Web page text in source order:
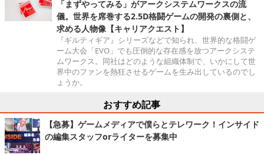
「まずやってみる」がアークシステムワークスの流
儀。世界を席巻する2.5D格闘ゲームの開発の裏側と、
求める人物像【キャリアクエスト】
『ギルティギア』シリーズなどで知られ、世界的な格闘ゲ
ーム大会「EVO」でも圧倒的な存在感を放つアークシステ
ムワークス。同社はどのような組織体制で、いかにして世
界中のファンを熱狂させるゲームを生み出しているのでし
ょうか。
おすすめ記事
【急募】ゲームメディアで僕らとテレワーク！インサイド
の編集スタッフorライターを募集中